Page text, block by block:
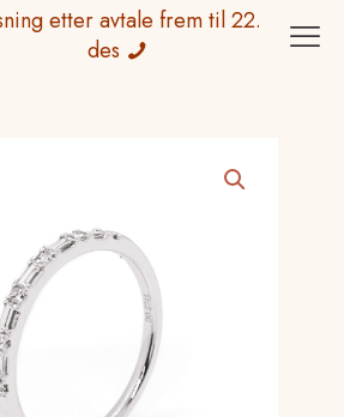
etter avtale frem til 22.
des